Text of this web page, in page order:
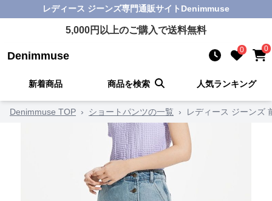
レディース ジーンズ専門通販サイト Denimmuse
5,000円以上のご購入で送料無料
Denimmuse 0 0
新着商品 商品を検索 人気ランキング
Denimmuse TOP › ショートパンツの一覧 › レディース ジーンズ